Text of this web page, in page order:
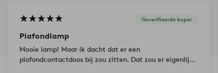
Geverifieerde koper
Plafondlamp
Mooie lamp! Maar ik dacht dat er een
plafondcontactdoos bij zou zitten. Dat zou er eigenlijk